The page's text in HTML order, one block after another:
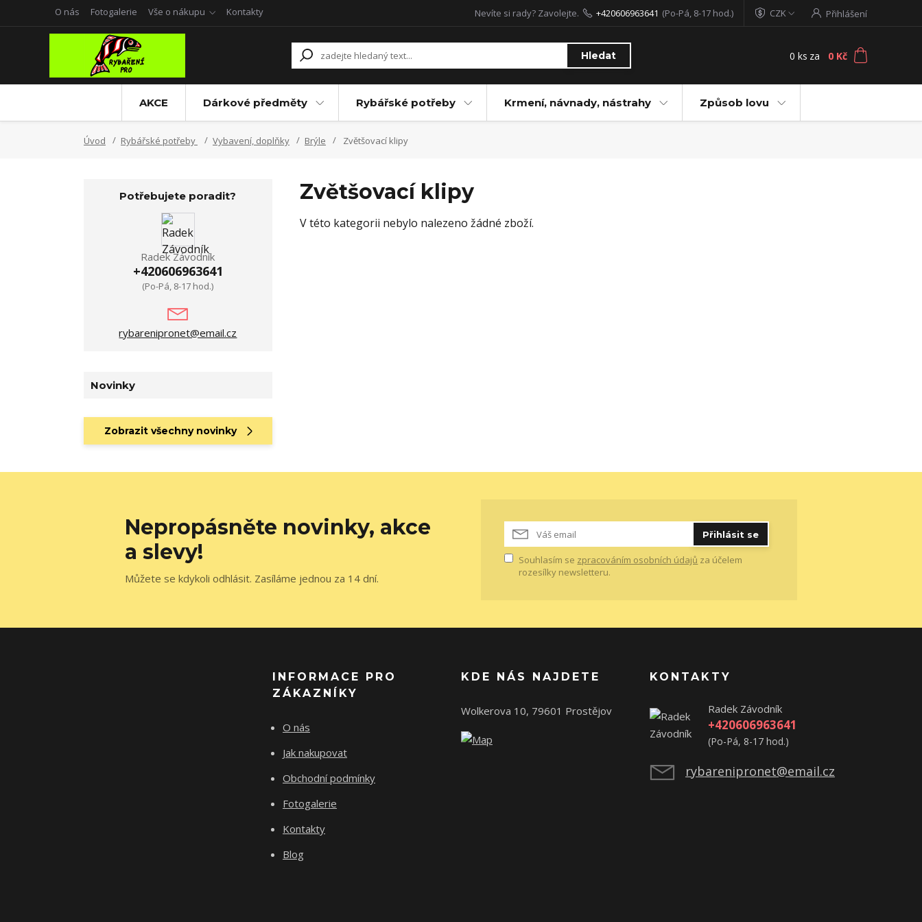
O nás Fotogalerie Vše o nákupu Kontakty CZK Přihlášení
Hledat
Nevíte si rady? Zavolejte. +420606963641 (Po-Pá, 8-17 hod.)
0 ks za 0 Kč
AKCE Dárkové předměty Rybářské potřeby Krmení, návnady, nástrahy Způsob lovu
Úvod Rybářské potřeby Vybavení, doplňky Brýle Zvětšovací klipy
Zvětšovací klipy
V této kategorii nebylo nalezeno žádné zboží.
Potřebujete poradit?
Radek Závodník
+420606963641
(Po-Pá, 8-17 hod.)
rybarenipronet@email.cz
Novinky
Zobrazit všechny novinky
Nepropásněte novinky, akce
a slevy!
Můžete se kdykoli odhlásit. Zasíláme jednou za 14 dní.
Přihlásit se
Souhlasím se zpracováním osobních údajů za účelem
rozesílky newsletteru.
INFORMACE PRO
ZÁKAZNÍKY
O nás
Jak nakupovat
Obchodní podmínky
Fotogalerie
Kontakty
Blog
KDE NÁS NAJDETE
Wolkerova 10, 79601 Prostějov
KONTAKTY
Radek Závodník
+420606963641
(Po-Pá, 8-17 hod.)
rybarenipronet@email.cz